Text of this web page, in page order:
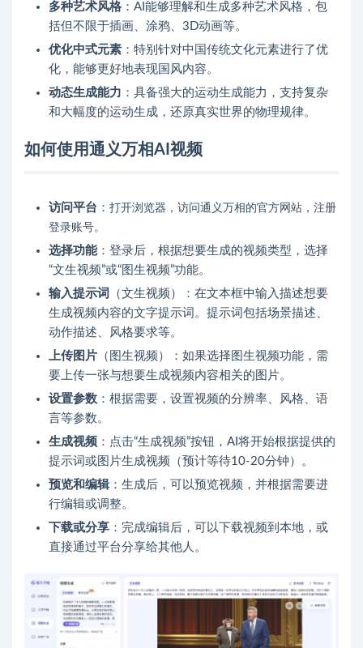
多种艺术风格 ：AI能够理解和生成多种艺术风格，包
括但不限于插画、涂鸦、3D动画等。
优化中式元素 ：特别针对中国传统文化元素进行了优
化，能够更好地表现国风内容。
动态生成能力 ：具备强大的运动生成能力，支持复杂
和大幅度的运动生成，还原真实世界的物理规律。
如何使用通义万相AI视频
访问平台 ： 打开浏览器，访问通义万相的官方网站，注册
登录账号。
选择功能：登录后，根据想要生成的视频类型，选择
“文生视频”或“图生视频”功能。
输入提示词
（文生视频）：在文本框中输入描述想要
生成视频内容的文字提示词。提示词包括场景描述、
动作描述、风格要求等。
上传图片 （图生视频）：如果选择图生视频功能，需
要上传一张与想要生成视频内容相关的图片。
设置参数 ：根据需要，设置视频的分辨率、风格、语
言等参数。
生成视频 ：点击“生成视频”按钮，AI将开始根据提供的
提示词或图片生成视频（预计等待10-20分钟）。
预览和编辑：生成后，可以预览视频，并根据需要进
行编辑或调整。
下载或分享 ：完成编辑后，可以下载视频到本地，或
直接通过平台分享给其他人。